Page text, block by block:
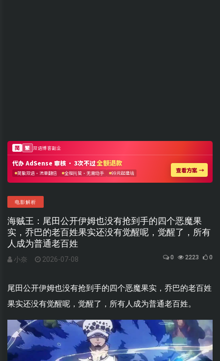
电影解析
海贼王：尾田公开伊姆也没有抢到手的四个恶魔果
实，乔巴的老百姓果实还没有觉醒呢，觉醒了，所有
人成为普通老百姓
小奈 2026-07-08 0 2223 0
尾田公开伊姆也没有抢到手的四个恶魔果实，乔巴的老百姓
果实还没有觉醒呢，觉醒了，所有人成为普通老百姓。